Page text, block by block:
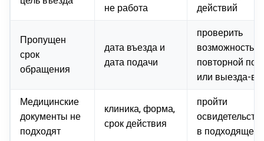
не работа
действий
Пропущен
срок
обращения
дата въезда и
дата подачи
проверить
возможность
повторной
или выезда-
Медицинские
документы не
подходят
клиника, форма,
срок действия
пройти
в подходящем